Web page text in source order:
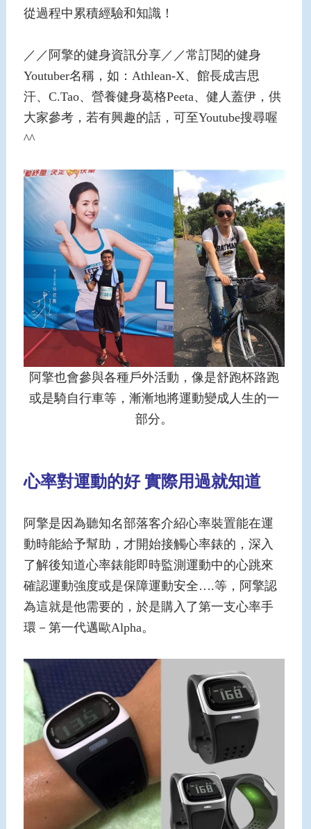
從過程中累積經驗和知識！
／／阿擎的健身資訊分享／／常訂閱的健身
Youtuber名稱，如：Athlean-X、館長成吉思
汗、C.Tao、營養健身葛格Peeta、健人蓋伊，供
大家參考，若有興趣的話，可至Youtube搜尋喔
^^
阿擎也會參與各種戶外活動，像是舒跑杯路跑
或是騎自行車等，漸漸地將運動變成人生的一
部分。
心率對運動的好 實際用過就知道
阿擎是因為聽知名部落客介紹心率裝置能在運
動時能給予幫助，才開始接觸心率錶的，深入
了解後知道心率錶能即時監測運動中的心跳來
確認運動強度或是保障運動安全….等，阿擎認
為這就是他需要的，於是購入了第一支心率手
環－第一代邁歐Alpha。